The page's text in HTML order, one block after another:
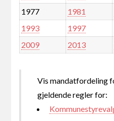
1977
1981
1993
1997
2009
2013
Vis mandatfordeling
gjeldende regler for: